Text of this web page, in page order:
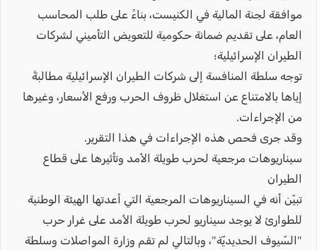
موافقة لجنة المالية في الكنيست، بناءً على طلب المحاسب
العام، على تقديم ضمانة حكومية للتعويض التأميني لشركات
الطيران الإسرائيلية؛
توجه سلطة المنافسة إلى شركات الطيران الإسرائيلية مطالبةً
إياها بالامتناع عن استغلال ظروف الحرب ورفع الأسعار، وغيرها
من الإجراءات.
وقد جرى فحص هذه الإجراءات في هذا التقرير.
سيناريوهات مرجعية لحرب طويلة الأمد وتأثيرها على قطاع
الطيران
تبيّن أنه في السيناريوهات المرجعية التي أعدتها الهيئة الوطنية
للطوارئ لا يوجد سيناريو لحرب طويلة الأمد على غرار حرب
"السّيوف الحديديّة"، وبالتالي لم تقم وزارة المواصلات وسلطة